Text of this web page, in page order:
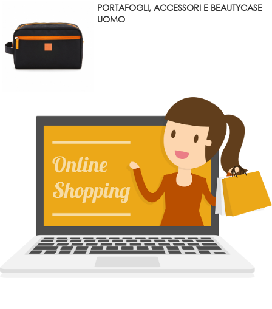
PORTAFOGLI, ACCESSORI E BEAUTYCASE
UOMO